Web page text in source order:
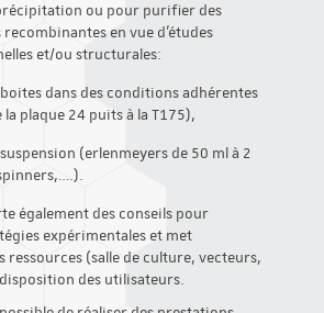
ou pour purifier des
en vue d’études
et/ou structurales:
dans des conditions adhérentes
la plaque 24 puits à la T175),
(erlenmeyers de 50 ml à 2
également des conseils pour
expérimentales et met
ressources (salle de culture, vecteurs,
des utilisateurs.